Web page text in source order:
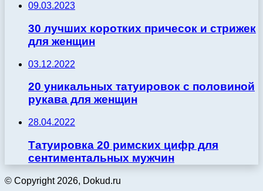
09.03.2023
30 лучших коротких причесок и стрижек
для женщин
03.12.2022
20 уникальных татуировок с половиной
рукава для женщин
28.04.2022
Татуировка 20 римских цифр для
сентиментальных мужчин
© Copyright 2026, Dokud.ru